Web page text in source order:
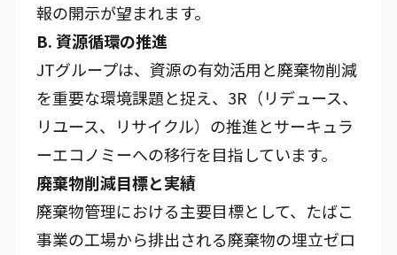
報の開示が望まれます。
B. 資源循環の推進
JTグループは、資源の有効活用と廃棄物削減
を重要な環境課題と捉え、3R（リデュース、
リユース、リサイクル）の推進とサーキュラ
ーエコノミーへの移行を目指しています。
廃棄物削減目標と実績
廃棄物管理における主要目標として、たばこ
事業の工場から排出される廃棄物の埋立ゼロ